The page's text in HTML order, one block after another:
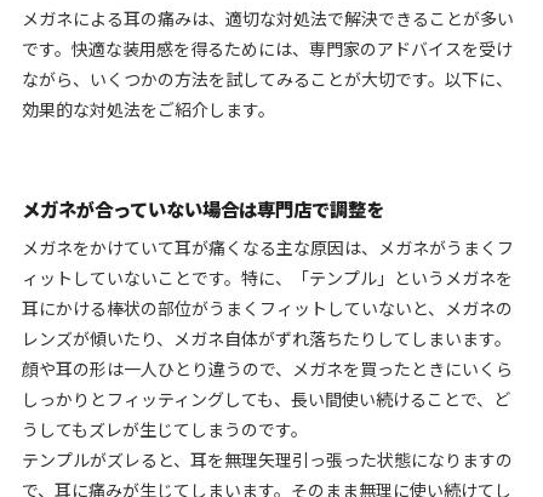
メガネによる耳の痛みは、適切な対処法で解決できることが多い
です。快適な装用感を得るためには、専門家のアドバイスを受け
ながら、いくつかの方法を試してみることが大切です。以下に、
効果的な対処法をご紹介します。
メガネが合っていない場合は専門店で調整を
メガネをかけていて耳が痛くなる主な原因は、メガネがうまくフ
ィットしていないことです。特に、「テンプル」というメガネを
耳にかける棒状の部位がうまくフィットしていないと、メガネの
レンズが傾いたり、メガネ自体がずれ落ちたりしてしまいます。
顔や耳の形は一人ひとり違うので、メガネを買ったときにいくら
しっかりとフィッティングしても、長い間使い続けることで、ど
うしてもズレが生じてしまうのです。
テンプルがズレると、耳を無理矢理引っ張った状態になりますの
で、耳に痛みが生じてしまいます。そのまま無理に使い続けてし